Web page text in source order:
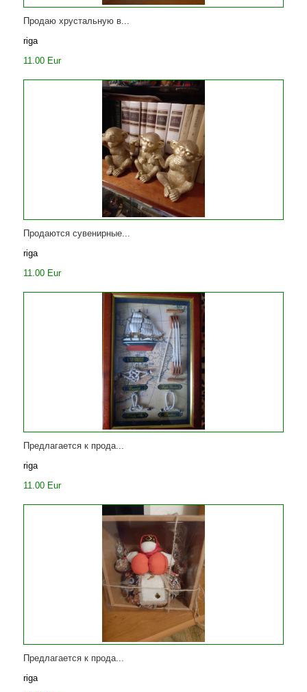
Продаю хрустальную в...
riga
11.00 Eur
Продаются сувенирные...
riga
11.00 Eur
Предлагается к прода...
riga
11.00 Eur
Предлагается к прода...
riga